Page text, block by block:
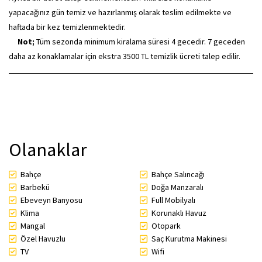
yapacağınız gün temiz ve hazırlanmış olarak teslim edilmekte ve
haftada bir kez temizlenmektedir.
Not; Tüm sezonda minimum kiralama süresi 4 gecedir. 7 geceden
daha az konaklamalar için ekstra 3500 TL temizlik ücreti talep edilir.
Olanaklar
Bahçe
Bahçe Salıncağı
Barbekü
Doğa Manzaralı
Ebeveyn Banyosu
Full Mobilyalı
Klima
Korunaklı Havuz
Mangal
Otopark
Özel Havuzlu
Saç Kurutma Makinesi
TV
Wifi